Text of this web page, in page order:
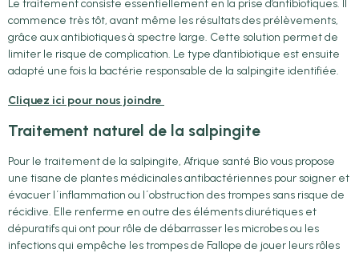
Le traitement consiste essentiellement en la prise d’antibiotiques. Il
commence très tôt, avant même les résultats des prélèvements,
grâce aux antibiotiques à spectre large. Cette solution permet de
limiter le risque de complication. Le type d’antibiotique est ensuite
adapté une fois la bactérie responsable de la salpingite identifiée.
Cliquez ici pour nous joindre
Traitement naturel de la salpingite
Pour le traitement de la salpingite, Afrique santé Bio vous propose
une tisane de plantes médicinales antibactériennes pour soigner et
évacuer l´inflammation ou l´obstruction des trompes sans risque de
récidive. Elle renferme en outre des éléments diurétiques et
dépuratifs qui ont pour rôle de débarrasser les microbes ou les
infections qui empêche les trompes de Fallope de jouer leurs rôles